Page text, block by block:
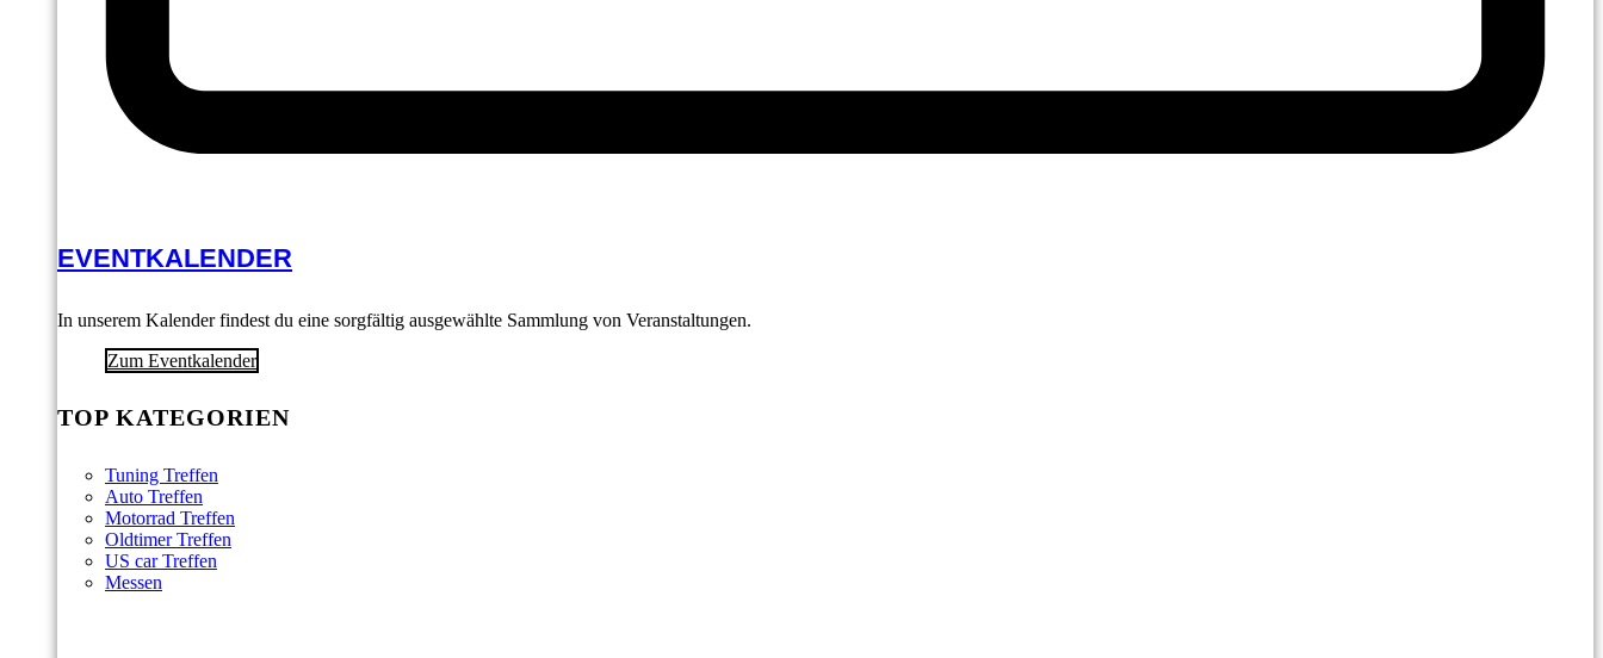
EVENTKALENDER
In unserem Kalender findest du eine sorgfältig ausgewählte Sammlung von Veranstaltungen.
Zum Eventkalender
TOP KATEGORIEN
Tuning Treffen
Auto Treffen
Motorrad Treffen
Oldtimer Treffen
US car Treffen
Messen